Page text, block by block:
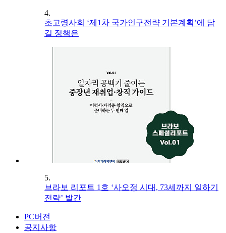
4.
초고령사회 ‘제1차 국가인구전략 기본계획’에 담
길 정책은
5.
브라보 리포트 1호 ‘사오정 시대, 73세까지 일하기
전략’ 발간
PC버전
공지사항